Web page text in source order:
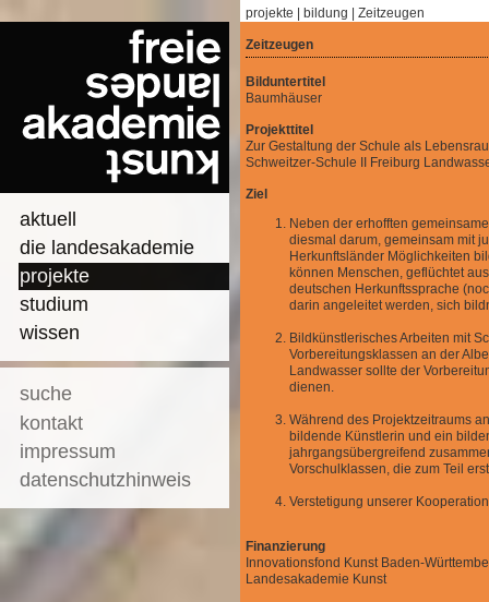
aktuell
die landesakademie
projekte
studium
wissen
suche
kontakt
impressum
datenschutzhinweis
projekte bildung Zeitzeugen
Zeitzeugen
Bilduntertitel
Baumhäuser
Projekttitel
Zur Gestaltung der Schule als
Schweitzer-Schule II Freiburg
Ziel
Neben der erhofften
diesmal darum, gemeinsam mit
Herkunftsländer Möglichkeiten
können Menschen, geflüchtet
deutschen Herkunftssprache
darin angeleitet werden, sich
Bildkünstlerisches Arbeiten mit
Vorbereitungsklassen an der
Landwasser sollte der
dienen.
Während des Projektzeitraums
bildende Künstlerin und ein
jahrgangsübergreifend
Vorschulklassen, die zum Teil
Verstetigung unserer
Finanzierung
Innovationsfond Kunst Baden-
Landesakademie Kunst